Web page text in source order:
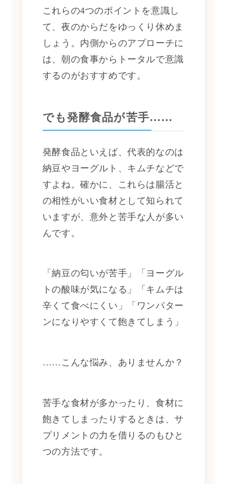
これらの4つのポイントを意識し
て、夜のからだをゆっくり休めま
しょう。内側からのアプローチに
は、朝の食事からトータルで意識
するのがおすすめです。
でも発酵食品が苦手……
発酵食品といえば、代表的なのは
納豆やヨーグルト、キムチなどで
すよね。確かに、これらは腸活と
の相性がいい食材として知られて
いますが、意外と苦手な人が多い
んです。
「納豆の匂いが苦手」「ヨーグル
トの酸味が気になる」「キムチは
辛くて食べにくい」「ワンパター
ンになりやすくて飽きてしまう」
……こんな悩み、ありませんか？
苦手な食材が多かったり、食材に
飽きてしまったりするときは、サ
プリメントの力を借りるのもひと
つの方法です。